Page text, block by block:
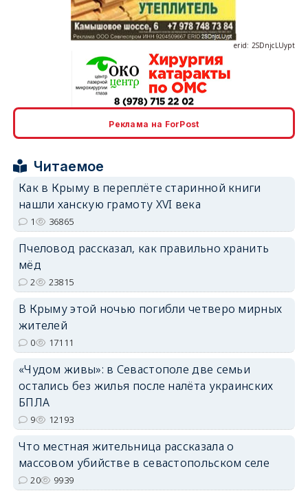
erid: 2SDnjcLUypt
Реклама на ForPost
Читаемое
Как в Крыму в переплёте старинной книги
нашли ханскую грамоту XVI века
1 36865
Пчеловод рассказал, как правильно хранить
мёд
2 23815
В Крыму этой ночью погибли четверо мирных
жителей
0 17111
«Чудом живы»: в Севастополе две семьи
остались без жилья после налёта украинских
БПЛА
9 12193
Что местная жительница рассказала о
массовом убийстве в севастопольском селе
20 9939